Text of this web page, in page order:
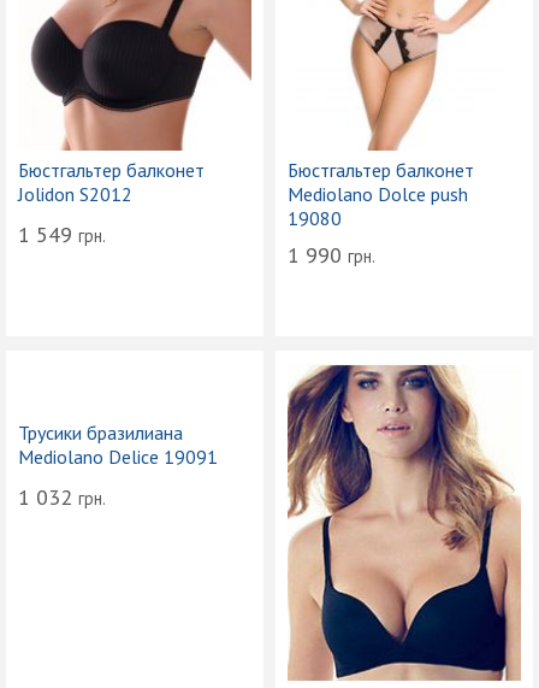
Бюстгальтер балконет
Jolidon S2012
1 549 грн.
Бюстгальтер балконет
Mediolano Dolce push
19080
1 990 грн.
Трусики бразилиана
Mediolano Delice 19091
1 032 грн.